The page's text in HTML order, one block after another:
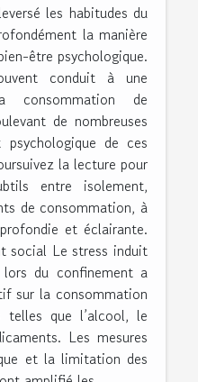
les habitudes du
la manière
être psychologique.
conduit à une
consommation de
de nombreuses
de ces
la lecture pour
entre isolement,
de consommation, à
et éclairante.
social Le stress induit
du confinement a
sur la consommation
telles que l’alcool, le
Les mesures
et la limitation des